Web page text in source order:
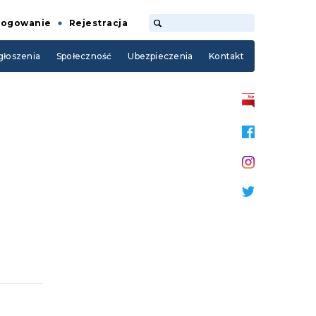
Rejestracja
Społeczność Ubezpieczenia Kontakt